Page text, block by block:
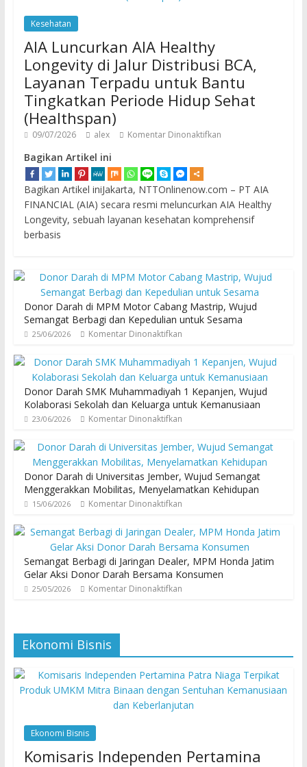
Kesehatan
AIA Luncurkan AIA Healthy
Longevity di Jalur Distribusi BCA,
Layanan Terpadu untuk Bantu
Tingkatkan Periode Hidup Sehat
(Healthspan)
09/07/2026 alex Komentar Dinonaktifkan
Bagikan Artikel ini
Bagikan Artikel iniJakarta, NTTOnlinenow.com – PT AIA
FINANCIAL (AIA) secara resmi meluncurkan AIA Healthy
Longevity, sebuah layanan kesehatan komprehensif
berbasis
Donor Darah di MPM Motor Cabang Mastrip, Wujud
Semangat Berbagi dan Kepedulian untuk Sesama
25/06/2026 Komentar Dinonaktifkan
Donor Darah SMK Muhammadiyah 1 Kepanjen, Wujud
Kolaborasi Sekolah dan Keluarga untuk Kemanusiaan
23/06/2026 Komentar Dinonaktifkan
Donor Darah di Universitas Jember, Wujud Semangat
Menggerakkan Mobilitas, Menyelamatkan Kehidupan
15/06/2026 Komentar Dinonaktifkan
Semangat Berbagi di Jaringan Dealer, MPM Honda Jatim
Gelar Aksi Donor Darah Bersama Konsumen
25/05/2026 Komentar Dinonaktifkan
Ekonomi Bisnis
Ekonomi Bisnis
Komisaris Independen Pertamina